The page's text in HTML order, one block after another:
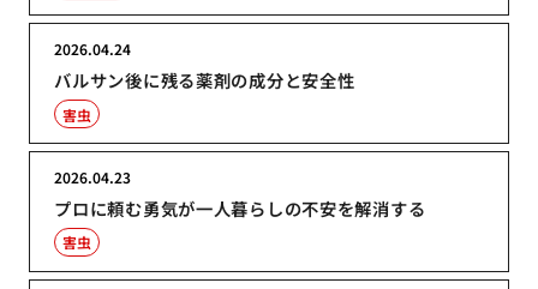
バルサン後に残る薬剤の成分と安全性
2026.04.24
害虫
プロに頼む勇気が一人暮らしの不安を解消する
2026.04.23
害虫